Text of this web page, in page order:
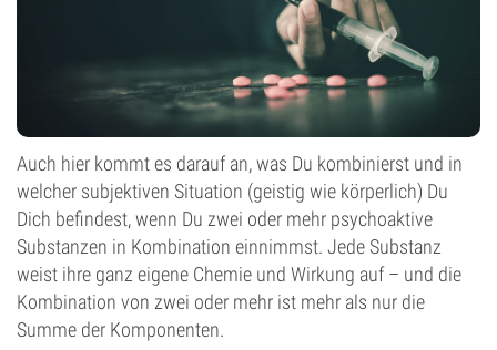
Auch hier kommt es darauf an, was Du kombinierst und in
welcher subjektiven Situation (geistig wie körperlich) Du
Dich befindest, wenn Du zwei oder mehr psychoaktive
Substanzen in Kombination einnimmst. Jede Substanz
weist ihre ganz eigene Chemie und Wirkung auf – und die
Kombination von zwei oder mehr ist mehr als nur die
Summe der Komponenten.